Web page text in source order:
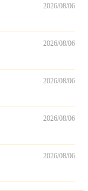
2026/08/06
2026/08/06
2026/08/06
2026/08/06
2026/08/06